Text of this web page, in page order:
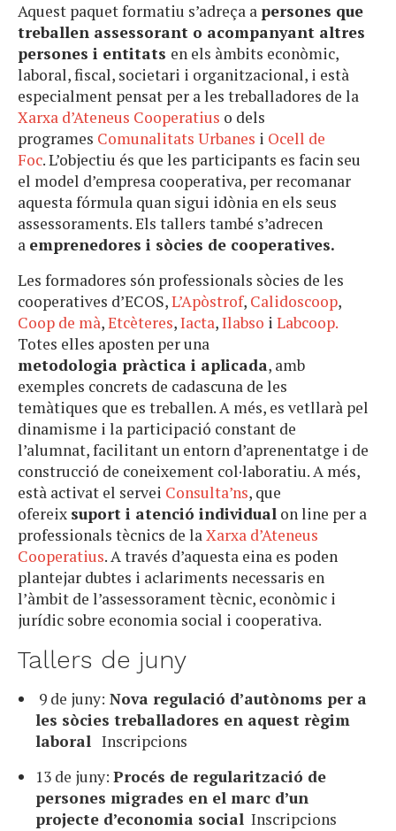
Aquest paquet formatiu s’adreça a persones que
treballen assessorant o acompanyant altres
persones i entitats en els àmbits econòmic,
laboral, fiscal, societari i organitzacional, i està
especialment pensat per a les treballadores de la
Xarxa d’Ateneus Cooperatius o dels
programes Comunalitats Urbanes i Ocell de
Foc. L’objectiu és que les participants es facin seu
el model d’empresa cooperativa, per recomanar
aquesta fórmula quan sigui idònia en els seus
assessoraments. Els tallers també s’adrecen
a emprenedores i sòcies de cooperatives.
Les formadores són professionals sòcies de les
cooperatives d’ECOS,L’Apòstrof, Calidoscoop,
Coop de mà,Etcèteres,Iacta,Ilabso i Labcoop.
Totes elles aposten per una
metodologia pràctica i aplicada, amb
exemples concrets de cadascuna de les
temàtiques que es treballen. A més, es vetllarà pel
dinamisme i la participació constant de
l’alumnat, facilitant un entorn d’aprenentatge i de
construcció de coneixement col·laboratiu. A més,
està activat el servei Consulta’ns, que
ofereix suport i atenció individual on line per a
professionals tècnics de laXarxa d’Ateneus
Cooperatius. A través d’aquesta eina es poden
plantejar dubtes i aclariments necessaris en
l’àmbit de l’assessorament tècnic, econòmic i
jurídic sobre economia social i cooperativa.
Tallers de juny
9 de juny: Nova regulació d’autònoms per a
les sòcies treballadores en aquest règim
laboral Inscripcions
13 de juny: Procés de regularització de
persones migrades en el marc d’un
projecte d’economia social Inscripcions